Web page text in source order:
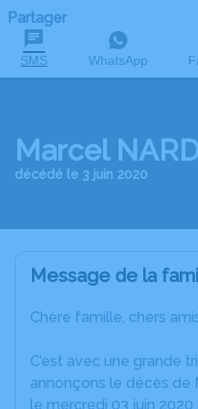
Partager
SMS WhatsApp
Marcel
décédé le 3 juin 2020
Message de la
Chère famille, chers
C’est avec une grande
annonçons le décès de
le mercredi 03 juin 2020